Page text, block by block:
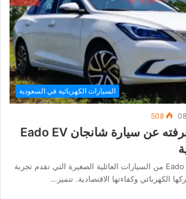
السيارات الكهربائية في السعودية
508
كل ما تحتاج معرفته عن سيارة شانجان Eado EV
تعد شانجان Eado EV 2024 من السيارات العائلية الصغيرة التي تقدم تجربة
الكهربائي وكفاءتها الاقتصادية. تتميز…